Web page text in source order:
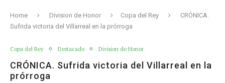
Home Division de Honor Copa del Rey
CRÓNICA.
Sufrida victoria del Villarreal en la prórroga
Copa del Rey Destacado Division de Honor
CRÓNICA. Sufrida victoria del Villarreal en la
prórroga